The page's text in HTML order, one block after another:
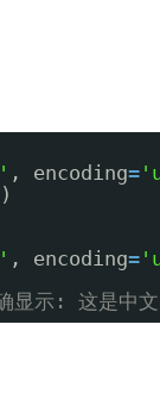
, encoding=
)
, encoding=
显示: 这是中